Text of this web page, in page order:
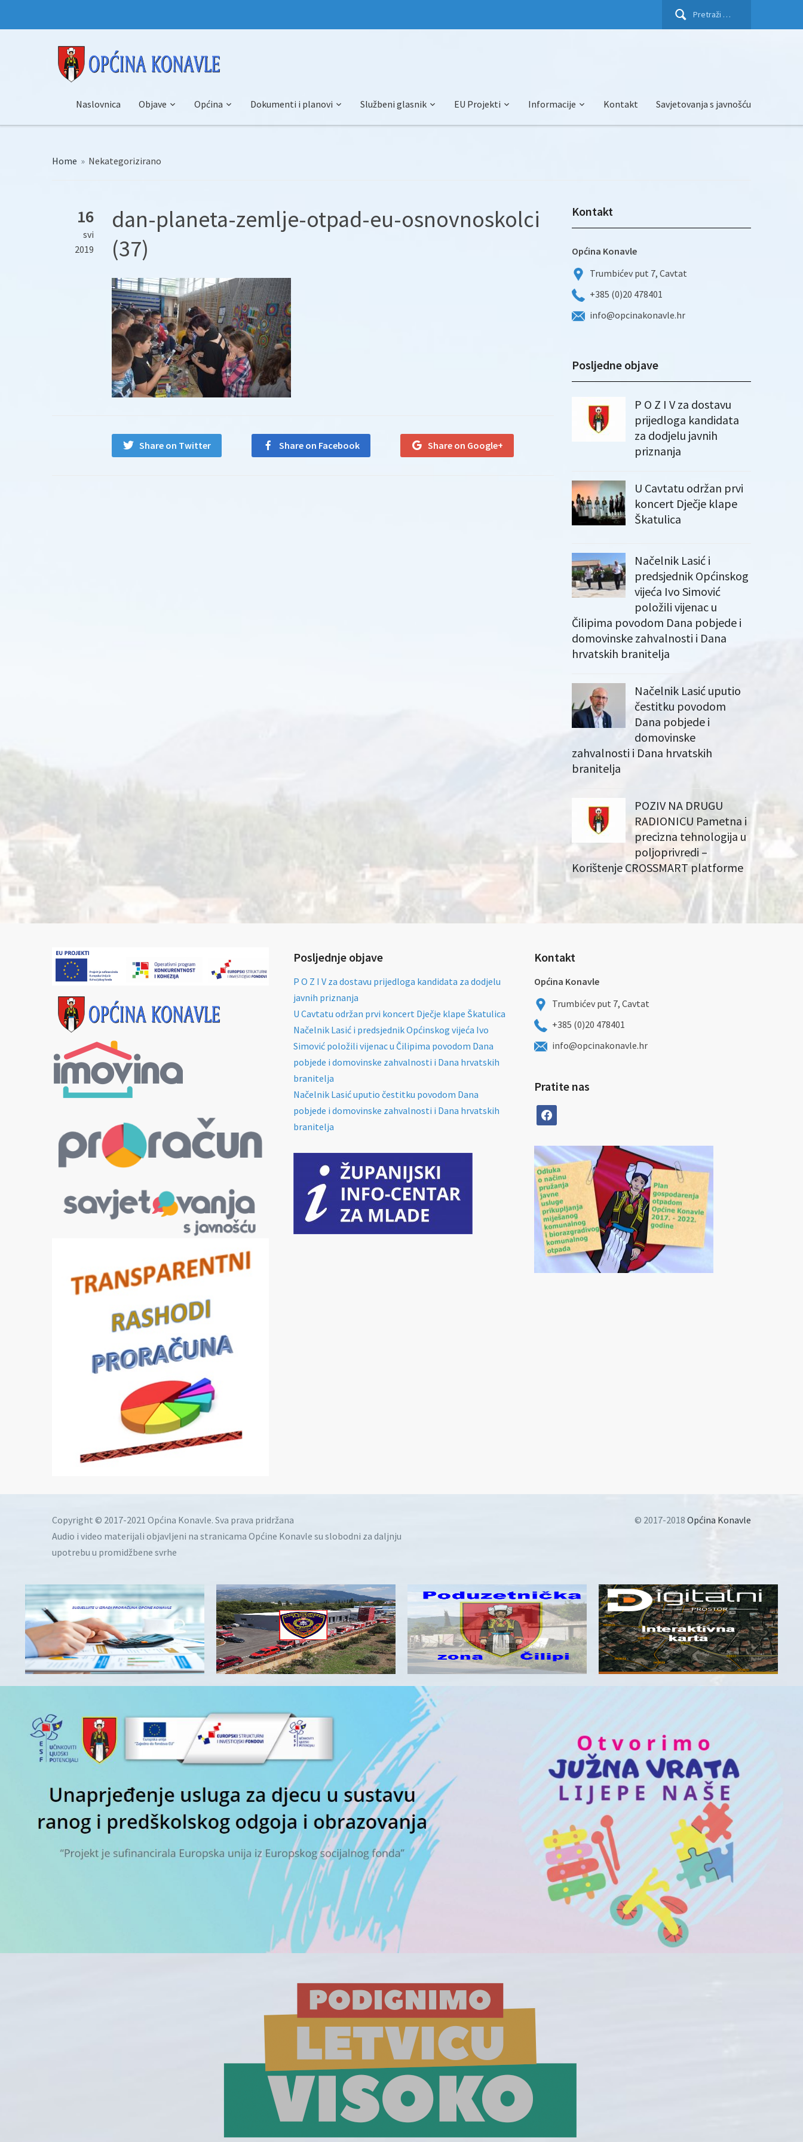
Pretraži:
Naslovnica Objave Općina Dokumenti i planovi Službeni glasnik EU Projekti Informacije Kontakt Savjetovanja s javnošću
Home » Nekategorizirano
16
svi
2019
dan-planeta-zemlje-otpad-eu-osnovnoskolci
(37)
Share on Twitter Share on Facebook Share on Google+
Kontakt
Općina Konavle
Trumbićev put 7, Cavtat
+385 (0)20 478401
info@opcinakonavle.hr
Posljedne objave
P O Z I V za dostavu
prijedloga kandidata
za dodjelu javnih
priznanja
U Cavtatu održan prvi
koncert Dječje klape
Škatulica
Načelnik Lasić i
predsjednik Općinskog
vijeća Ivo Simović
položili vijenac u
Čilipima povodom Dana pobjede i
domovinske zahvalnosti i Dana
hrvatskih branitelja
Načelnik Lasić uputio
čestitku povodom
Dana pobjede i
domovinske
zahvalnosti i Dana hrvatskih
branitelja
POZIV NA DRUGU
RADIONICU Pametna i
precizna tehnologija u
poljoprivredi –
Korištenje CROSSMART platforme
Posljednje objave
P O Z I V za dostavu prijedloga kandidata za dodjelu
javnih priznanja
U Cavtatu održan prvi koncert Dječje klape Škatulica
Načelnik Lasić i predsjednik Općinskog vijeća Ivo
Simović položili vijenac u Čilipima povodom Dana
pobjede i domovinske zahvalnosti i Dana hrvatskih
branitelja
Načelnik Lasić uputio čestitku povodom Dana
pobjede i domovinske zahvalnosti i Dana hrvatskih
branitelja
Kontakt
Općina Konavle
Trumbićev put 7, Cavtat
+385 (0)20 478401
info@opcinakonavle.hr
Pratite nas
facebook
Copyright © 2017-2021 Općina Konavle. Sva prava pridržana
Audio i video materijali objavljeni na stranicama Općine Konavle su slobodni za daljnju
upotrebu u promidžbene svrhe
© 2017-2018 Općina Konavle